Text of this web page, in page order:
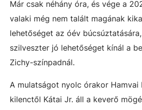
Már csak néhány óra, és vége a
valaki még nem talált magának
lehetőséget az óév
szilveszter jó lehetőséget kínál a
Zichy-színpadnál.
A mulatságot nyolc órakor Hamvai
kilenctől Kátai Jr. áll a keverő